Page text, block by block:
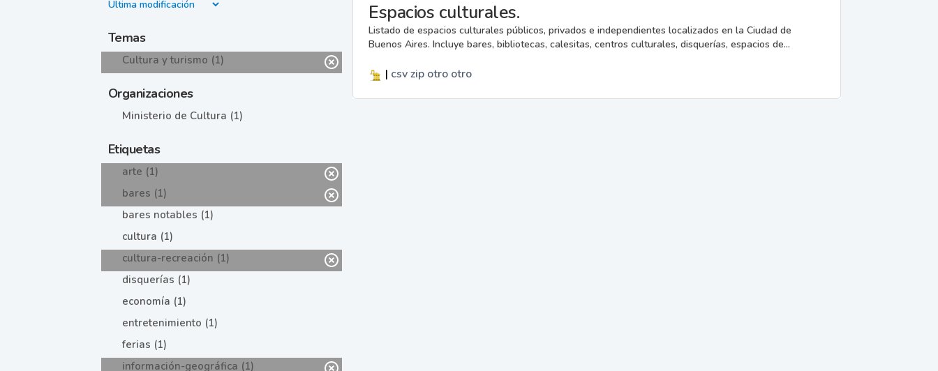
Temas
Cultura y turismo (1)
Organizaciones
Ministerio de Cultura (1)
Etiquetas
arte (1)
bares (1)
bares notables (1)
cultura (1)
cultura-recreación (1)
disquerías (1)
economía (1)
entretenimiento (1)
ferias (1)
información-geográfica (1)
Espacios culturales.
Listado de espacios culturales públicos, privados e independientes localizados en la Ciudad de
Buenos Aires. Incluye bares, bibliotecas, calesitas, centros culturales, disquerías, espacios de...
| csvzip otro otro